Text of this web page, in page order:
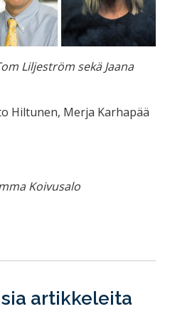
Liljeström sekä Jaana
Hiltunen, Merja Karhapää
Koivusalo
artikkeleita